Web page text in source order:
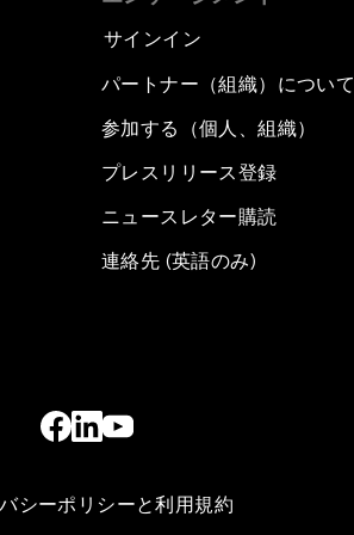
サインイン
パートナー（組織）につい
参加する（個人、組織）
プレスリリース登録
ニュースレター購読
連絡先 (英語のみ)
シーポリシーと利用規約